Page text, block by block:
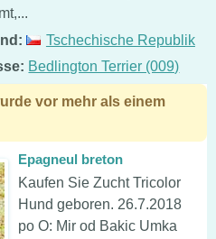
Tschechische Republik
Bedlington Terrier (009)
vor mehr als einem
Epagneul breton
Kaufen Sie Zucht Tricolor
Hund geboren. 26.7.2018
po O: Mir od Bakic Umka